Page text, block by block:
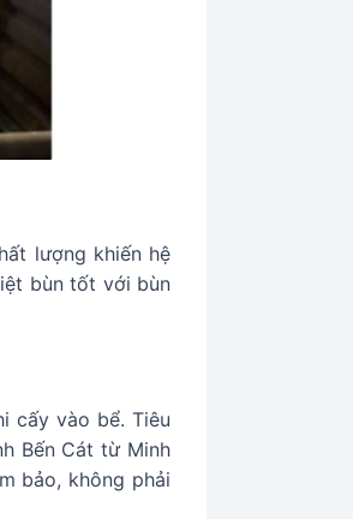
lượng khiến hệ
bùn tốt với bùn
cấy vào bể. Tiêu
Bến Cát từ Minh
bảo, không phải